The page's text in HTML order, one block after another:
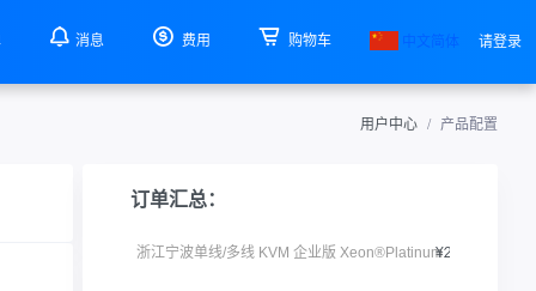
消息 费用 购物车 中文简体 请登录
用户中心 产品配置
订单汇总：
浙江宁波单线/多线 KVM 企业版 Xeon®Platinum:¥290.00